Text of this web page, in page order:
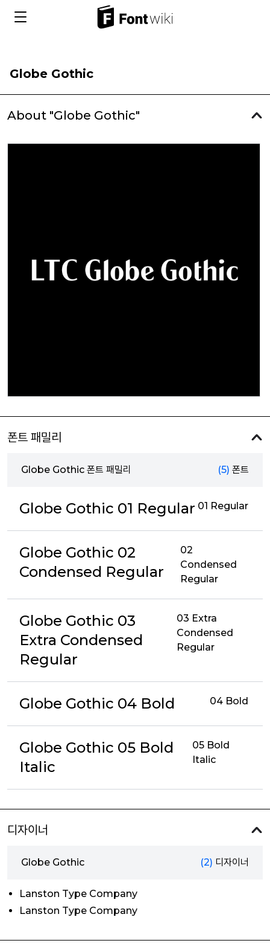
Globe Gothic
About "Globe Gothic"
폰트 패밀리
Globe Gothic 폰트 패밀리 (5) 폰트
Globe Gothic 01 Regular 01 Regular
Globe Gothic 02
Condensed Regular
02
Condensed
Regular
Globe Gothic 03
Extra Condensed
Regular
03 Extra
Condensed
Regular
Globe Gothic 04 Bold 04 Bold
Globe Gothic 05 Bold
Italic
05 Bold
Italic
디자이너
Globe Gothic (2) 디자이너
Lanston Type Company
Lanston Type Company